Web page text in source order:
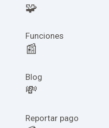
🧩
Funciones
📰
Blog
💸
Reportar pago